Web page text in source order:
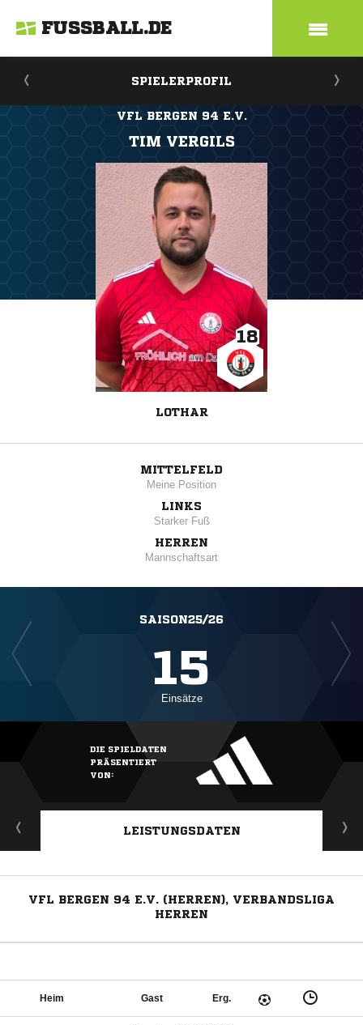
FUSSBALL.DE
SPIELERPROFIL
VFL BERGEN 94 E.V.
TIM VERGILS
18
LOTHAR
MITTELFELD
Meine Position
LINKS
Starker Fuß
HERREN
Mannschaftsart
SAISON25/26
15
Einsätze
DIE SPIELDATEN
PRÄSENTIERT
VON:
LEISTUNGSDATEN
VFL BERGEN 94 E.V. (HERREN), VERBANDSLIGA
HERREN
Heim Gast Erg.